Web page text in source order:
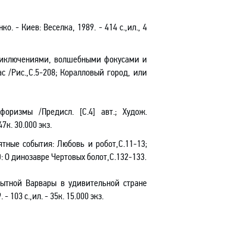
- Киев: Веселка, 1989. - 414 с.,ил., 4
волшебными фокусами и
/Рис.,C.5-208; Коралловый город, или
/Предисл. [С.4] авт.; Худож.
30.000 экз.
события:Любовь и робот,С.11-13;
Чертовых болот,С.132-133.
Варвары в удивительной стране
103 с.,ил. - 35к. 15.000 экз.